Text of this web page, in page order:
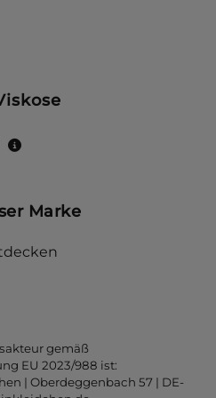
Marke
gemäß
EU 2023/988 ist:
| Oberdeggenbach 57 | DE-